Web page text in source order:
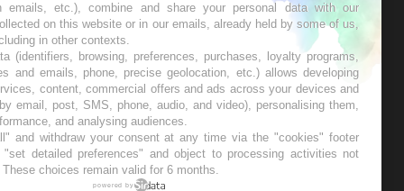
les semaines les meilleures
emails, etc.), combine and share your personal data with our
on this website or in our emails, already held by some of us,
in other contexts.
(identifiers, browsing, preferences, purchases, loyalty programs,
and emails, phone, precise geolocation, etc.) allows developing
content, commercial offers and ads across your devices and
email, post, SMS, phone, audio, and video), personalising them,
and analysing audiences.
and withdraw your consent at any time via the "cookies" footer
detailed preferences" and object to processing activities not
choices remain valid for 6 months.
powered by